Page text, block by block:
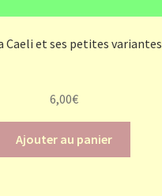
Caeli et ses petites variantes
6,00€
Ajouter au panier